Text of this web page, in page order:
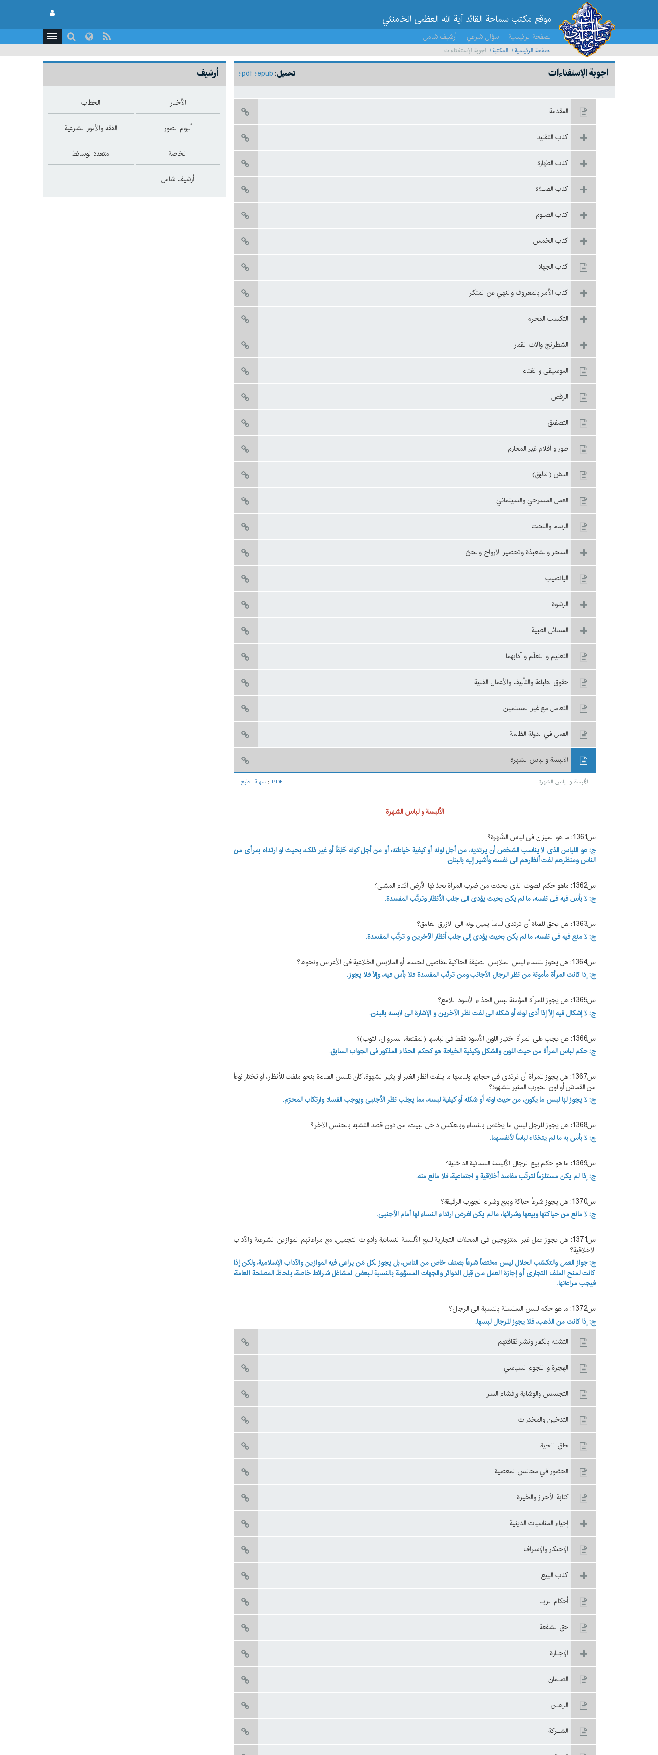
موقع مکتب سماحة القائد آية الله العظمى الخامنئي
الصفحة الرئيسية سؤال شرعي أرشيف شامل
الصفحة الرئيسية المكتبة اجوبة الإستفتاءات
تحميل: epub
pdf اجوبة الإستفتاءات
المقدمة
كتاب التقليد
كتاب الطهارة
كتاب الصـلاة
كتاب الصـوم
كتاب الخمس
كتاب الجهاد
كتاب الأمر بالمعروف والنهي عن المنكر
التکسب المحرم
الشطرنج وآلات القمار
الموسيقى و الغناء
الرقص
التصفيق
صور و أفلام غير المحارم
الدش (الطبق)
العمل المسرحي والسينمائي
الرسم والنحت
السحر والشعبذة وتحضير الأرواح والجنّ
اليانصيب
الرشوة
المسائل الطبية
التعليم و التعلّم و آدابهما
حقوق الطباعة والتأليف والأعمال الفنية
التعامل مع غير المسلمين
العمل في الدولة الظالمة
الألبسة و لباس الشهرة
الألبسة و لباس الشهرة سهلة الطبع ; PDF
الألبسة و لباس الشهرة
س1361: ما هو المیزان فی لباس الشُهرة؟
ج: هو اللباس الذی لا یناسب الشخص أن یرتدیه، من أجل لونه أو کیفیة خیاطته، أو من أجل کونه خَلِقاً أو غیر ذلک، بحیث لو ارتداه بمرأی من
الناس ومنظرهم لفت أنظارهم الی نفسه، وأشیر إلیه بالبنان.
س1362: ماهو حکم الصوت الذی یحدث من ضرب المرأة بحذائها الأرض أثناء المشی؟
ج: لا بأس فیه فی نفسه، ما لم یکن بحیث یؤدی الی جلب الأنظار وترتّب المفسدة.
س1363:
هل یحق للفتاة أن ترتدی لباساً یمیل لونه الی الأزرق الغامق؟
ج:لا منع فیه فی نفسه، ما لم یکن بحیث یؤدی إلی جلب أنظار الآخرین و ترتّب المفسدة.
س1364: هل یجوز للنساء لبس الملابس الضیّقة الحاکیة لتفاصیل الجسم أو الملابس الخلاعیة فی الأعراس ونحوها؟
ج: إذا کانت المرأة مأمونة من نظر الرجال الأجانب ومن ترتّب المفسدة فلا بأس فیه، وإلاّ فلا یجوز.
س1365:
هل یجوز للمرأة المؤمنة لبس الحذاء الأسود اللامع؟
ج:لا إشکال فیه إلاّ إذا أدی لونه أو شکله الی لفت نظر الآخرین و الإشارة الی لابسه بالبنان.
س1366: هل یجب علی المرأة اختیار اللون الأسود فقط فی لباسها (المقنعة، السروال، الثوب)؟
ج: حکم لباس المرأة من حیث اللون والشکل وکیفیة الخیاطة هو کحکم الحذاء المذکور فی الجواب السابق.
س1367: هل یجوز للمرأة أن ترتدی فی حجابها ولباسها ما یلفت أنظار الغیر أو یثیر الشهوة، کأن تلبس العباءة بنحو ملفت للأنظار، أو تختار نوعاً
من القماش أو لون الجورب المثیر للشهوة؟
ج: لا یجوز لها لبس ما یکون، من حیث لونه أو شکله أو کیفیة لبسه، مما یجلب نظر الأجنبی ویوجب الفساد وارتکاب المحرّم.
س1368: هل یجوز للرجل لبس ما یختص بالنساء وبالعکس داخل البیت، من دون قصد التشبّه بالجنس الآخر؟
ج: لا بأس به ما لم یتخذاه لباساً لأنفسهما.
س1369:
ما هو حکم بیع الرجال الألبسة النسائیة الداخلیة؟
ج:إذا لم یکن مستلزماً لترتّب مفاسد أخلاقیة و اجتماعیة، فلا مانع منه.
س1370: هل یجوز شرعاً حیاکة وبیع وشراء الجورب الرقیقة؟
ج: لا مانع من حیاکتها وبیعها وشرائها، ما لم یکن لغرض ارتداء النساء لها أمام الأجنبی.
س1371: هل یجوز عمل غیر المتزوجین فی المحلات التجاریة لبیع الألبسة النسائیة وأدوات التجمیل، مع مراعاتهم الموازین الشرعیة والآداب
الأخلاقیة؟
ج: جواز العمل والتکسّب الحلال لیس مختصاً شرعاً بصنف خاص من الناس، بل یجوز لکل مَن یراعی فیه الموازین والآداب الإسلامیة، ولکن إذا
کانت لمنح الملف التجاری أو إجازة العمل من قِبل الدوائر والجهات المسؤولة بالنسبة لبعض المشاغل شرائط خاصة، بلحاظ المصلحة العامة،
فیجب مراعاتها.
س1372: ما هو حکم لبس السلسلة بالنسبة الی الرجال؟
ج: إذا کانت من الذهب، فلا یجوز للرجال لبسها.
التشبّه بالكفار ونشر ثقافتهم
الهجرة و اللجوء السياسي
التجسس والوشاية وإفشاء السر
التدخين والمخدرات
حلق اللحية
الحضور في مجالس المعصية
کتابة‌ الأحراز والخيرة
إحياء المناسبات الدينية
الإحتكار والإسراف
كتاب البيع
أحكام الربـا
حق الشفعة
الإجـارة
الضـمان
الرهـن
الشـركة
أرشيف
الأخبار الخطاب
ألبوم الصور الفقه والأمور الشرعية
الخاصة متعدد الوسائط
أرشيف شامل